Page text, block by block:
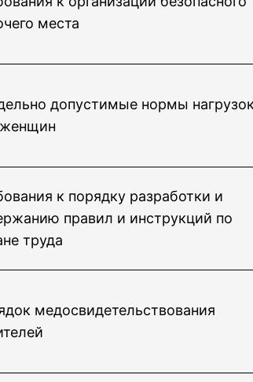
места
допустимые нормы нагрузок
к порядку разработки и
правил и инструкций по
труда
медосвидетельствования